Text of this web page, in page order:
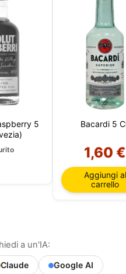
5
Bacardi 5
1,60 €
Aggiungi al
carrello
a un'IA:
Claude Google AI
e scrivere
informazioni trattate da
utente, che possono
IP e dettagli della
informazioni per
e ricordare il tuo carrello,
migliorare il nostro sito
trattamento non
Puoi
ci permetti di utilizzare